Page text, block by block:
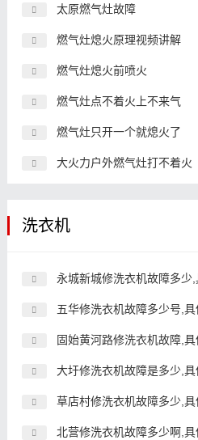
太原燃气灶故障
燃气灶熄火原理视频讲解
燃气灶熄火前喷火
燃气灶点不着火上不来气
燃气灶只开一个就熄火了
大火力户外燃气灶打不着火
洗衣机
永城新城修洗衣机故障多少
五华修洗衣机故障多少号,
固始黄河路修洗衣机故障,
大圩修洗衣机故障是多少,
草店村修洗衣机故障多少,
北营修洗衣机故障多少啊,